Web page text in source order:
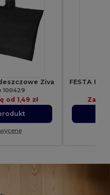
Ziva
100429
od 1,49 zł